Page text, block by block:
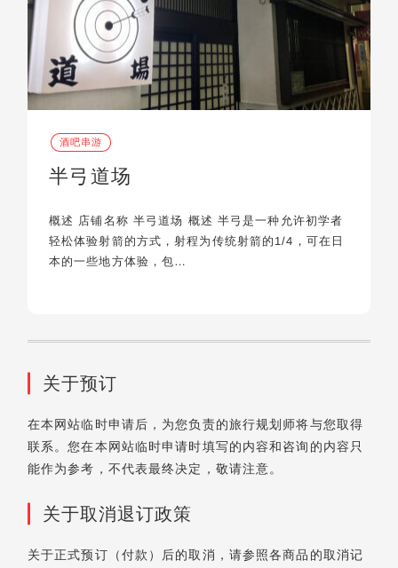
酒吧串游
半弓道场
概述 店铺名称 半弓道场 概述 半弓是一种允许初学者
轻松体验射箭的方式，射程为传统射箭的1/4，可在日
本的一些地方体验，包…
关于预订
在本网站临时申请后，为您负责的旅行规划师将与您取得
联系。您在本网站临时申请时填写的内容和咨询的内容只
能作为参考，不代表最终决定，敬请注意。
关于取消退订政策
关于正式预订（付款）后的取消，请参照各商品的取消记